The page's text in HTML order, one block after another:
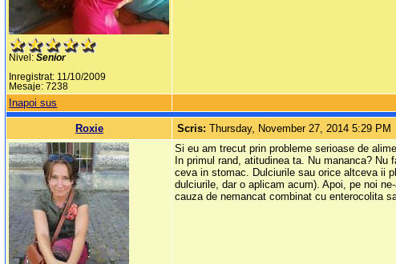
Nivel:Senior
Inregistrat: 11/10/2009
Mesaje: 7238
Inapoi sus
Roxie Scris:Thursday, November 27, 2014 5:29 PM
Si eu am trecut prin probleme serioase de
In primul rand, atitudinea ta. Nu mananca?
ceva in stomac. Dulciurile sau orice altceva ii
dulciurile, dar o aplicam acum). Apoi, pe noi
cauza de nemancat combinat cu enterocolita